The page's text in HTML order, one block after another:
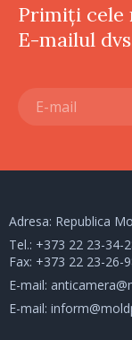
Primiți cele
E-mailul
Adresa: Republica
Tel.: +373 22 23-34-
Fax: +373 22 23-26-
E-mail:
E-mail: